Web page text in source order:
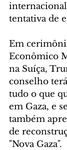
tentativa de
Em
Econômico
na Suíça,
conselho
tudo o que
em Gaza, e
também
de
"Nova Gaza".